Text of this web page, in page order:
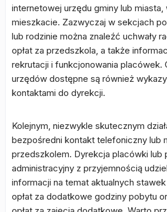
internetowej urzędu gminy lub miasta,
mieszkacie. Zazwyczaj w sekcjach
lub rodzinie można znaleźć uchwały
opłat za przedszkola, a także
rekrutacji i funkcjonowania placówek.
urzędów dostępne są również
kontaktami do dyrekcji.
Kolejnym, niezwykle skutecznym
bezpośredni kontakt telefoniczny lub
przedszkolem. Dyrekcja placówki lub
administracyjny z przyjemnością
informacji na temat aktualnych
opłat za dodatkowe godziny pobytu